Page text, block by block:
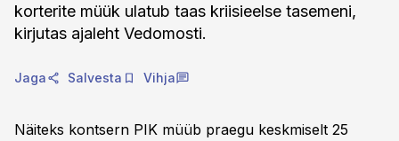
korterite müük ulatub taas kriisieelse tasemeni,
kirjutas ajaleht Vedomosti.
Jaga Salvesta Vihja
Näiteks kontsern PIK müüb praegu keskmiselt 25